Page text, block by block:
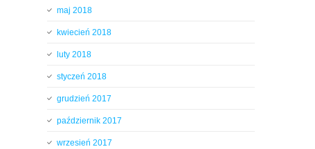
maj 2018
kwiecień 2018
luty 2018
styczeń 2018
grudzień 2017
październik 2017
wrzesień 2017